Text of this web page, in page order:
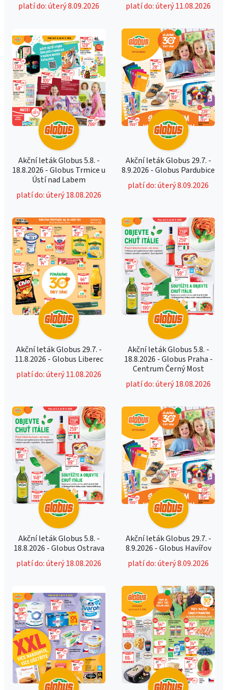
platí do: úterý 8.09.2026
platí do: úterý 11.08.2026
Akční leták Globus 5.8. -
18.8.2026 - Globus Trmice u
Ústí nad Labem
platí do: úterý 18.08.2026
Akční leták Globus 29.7. -
8.9.2026 - Globus Pardubice
platí do: úterý 8.09.2026
Akční leták Globus 29.7. -
11.8.2026 - Globus Liberec
platí do: úterý 11.08.2026
Akční leták Globus 5.8. -
18.8.2026 - Globus Praha -
Centrum Černý Most
platí do: úterý 18.08.2026
Akční leták Globus 5.8. -
18.8.2026 - Globus Ostrava
platí do: úterý 18.08.2026
Akční leták Globus 29.7. -
8.9.2026 - Globus Havířov
platí do: úterý 8.09.2026